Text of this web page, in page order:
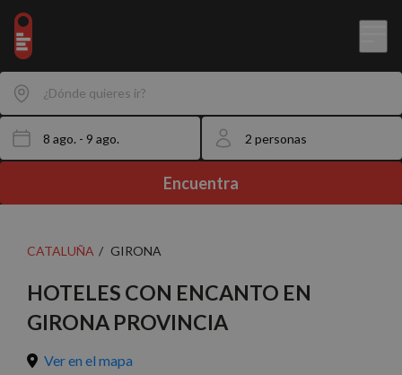
¿Dónde quieres ir?
Encuentra
CATALUÑA GIRONA
HOTELES CON ENCANTO EN
GIRONA PROVINCIA
Ver en el mapa